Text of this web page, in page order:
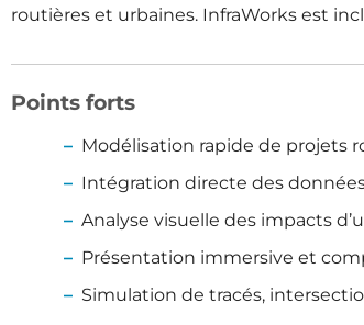
routières et urbaines. InfraWorks est
Points forts
Modélisation rapide de projets
Intégration directe des données
Analyse visuelle des impacts
Présentation immersive et
Simulation de tracés,